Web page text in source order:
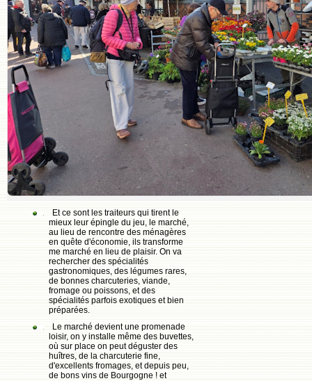
Et ce sont les traiteurs qui tirent le
mieux leur épingle du jeu, le marché,
au lieu de rencontre des ménagères
en quête d'économie, ils transforme
me marché en lieu de plaisir. On va
rechercher des spécialités
gastronomiques, des légumes rares,
de bonnes charcuteries, viande,
fromage ou poissons, et des
spécialités parfois exotiques et bien
préparées.
Le marché devient une promenade
loisir, on y installe même des buvettes,
où sur place on peut déguster des
huîtres, de la charcuterie fine,
d'excellents fromages, et depuis peu,
de bons vins de Bourgogne ! et